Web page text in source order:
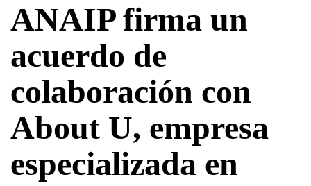
ANAIP firma un
acuerdo de
colaboración con
About U, empresa
especializada en